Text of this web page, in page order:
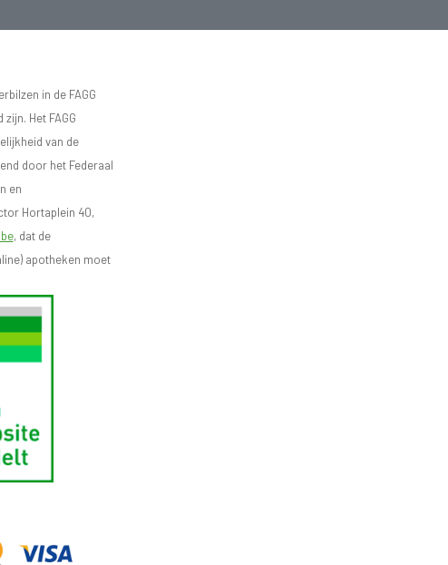
in de FAGG
Het FAGG
van de
door het Federaal
en
Hortaplein 40,
, dat de
apotheken moet